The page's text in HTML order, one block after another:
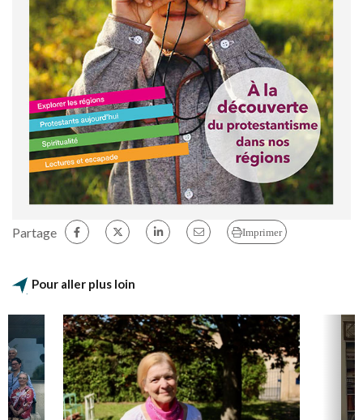
Partage Imprimer
Pour aller plus loin